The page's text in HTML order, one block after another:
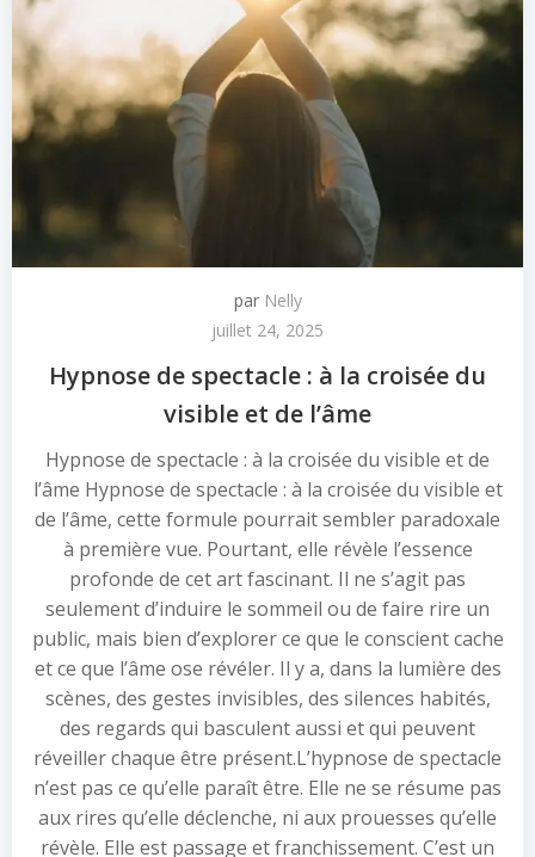
par Nelly
juillet 24, 2025
Hypnose de spectacle : à la croisée du
visible et de l’âme
Hypnose de spectacle : à la croisée du visible et de
l’âme Hypnose de spectacle : à la croisée du visible et
de l’âme, cette formule pourrait sembler paradoxale
à première vue. Pourtant, elle révèle l’essence
profonde de cet art fascinant. Il ne s’agit pas
seulement d’induire le sommeil ou de faire rire un
public, mais bien d’explorer ce que le conscient cache
et ce que l’âme ose révéler. Il y a, dans la lumière des
scènes, des gestes invisibles, des silences habités,
des regards qui basculent aussi et qui peuvent
réveiller chaque être présent.L’hypnose de spectacle
n’est pas ce qu’elle paraît être. Elle ne se résume pas
aux rires qu’elle déclenche, ni aux prouesses qu’elle
révèle. Elle est passage et franchissement. C’est un